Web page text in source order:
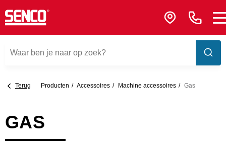
Terug Producten Accessoires Machine accessoires Gas
GAS